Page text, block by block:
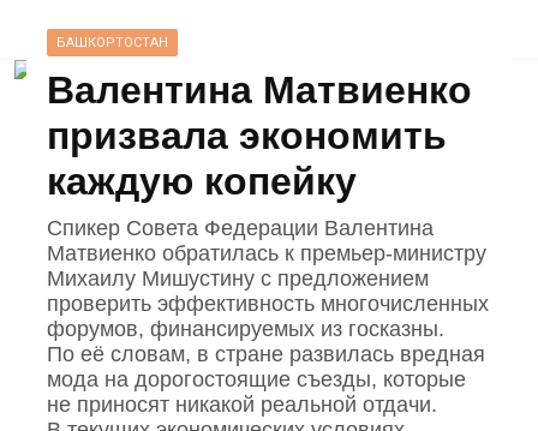
БАШКОРТОСТАН
Валентина Матвиенко
призвала экономить
каждую копейку
Спикер Совета Федерации Валентина
Матвиенко обратилась к премьер‑министру
Михаилу Мишустину с предложением
проверить эффективность многочисленных
форумов, финансируемых из госказны.
По её словам, в стране развилась вредная
мода на дорогостоящие съезды, которые
не приносят никакой реальной отдачи.